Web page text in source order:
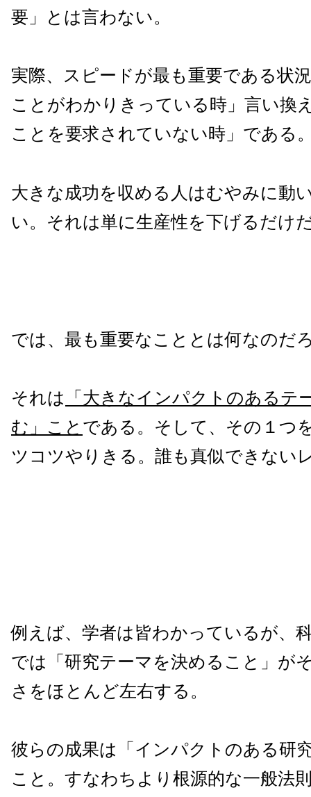
要」とは言わない。
実際、スピードが最も重要である状
ことがわかりきっている時」言い換
ことを要求されていない時」である
大きな成功を収める人はむやみに動
い。それは単に生産性を下げるだけ
では、最も重要なこととは何なのだ
それは 「大きなインパクトのあるテ
む」こと である。そして、その１つ
ツコツやりきる。誰も真似できない
例えば、学者は皆わかっているが、
では「研究テーマを決めること」が
さをほとんど左右する。
彼らの成果は「インパクトのある研
こと。すなわちより根源的な一般法